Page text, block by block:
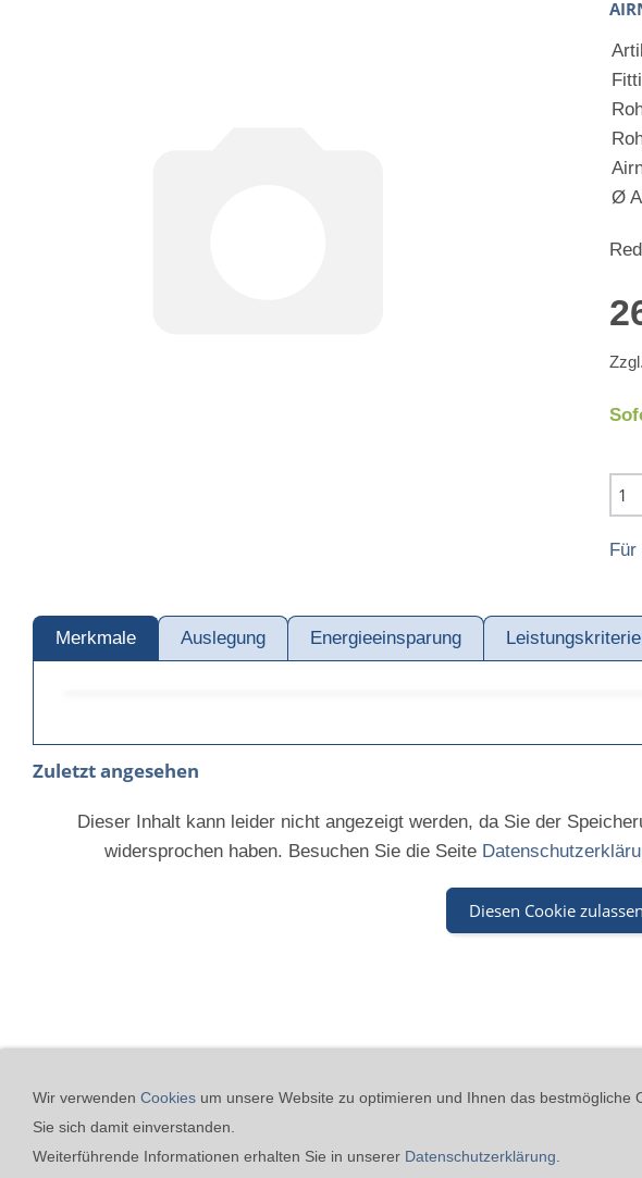
Ø
Für
Merkmale Auslegung Energieeinsparung
Zuletzt angesehen
Dieser Inhalt kann leider nicht angezeigt werden, da Sie der
widersprochen haben. Besuchen Sie die Seite
Diesen Cookie zulassen
Merz GmbH Drucklufttechnik - Beinheimer
Wir verwenden Cookies um unsere Website zu optimieren und Ihnen das bestmögliche
Sie sich damit einverstanden.
Weiterführende Informationen erhalten Sie in unserer Datenschutzerklärung